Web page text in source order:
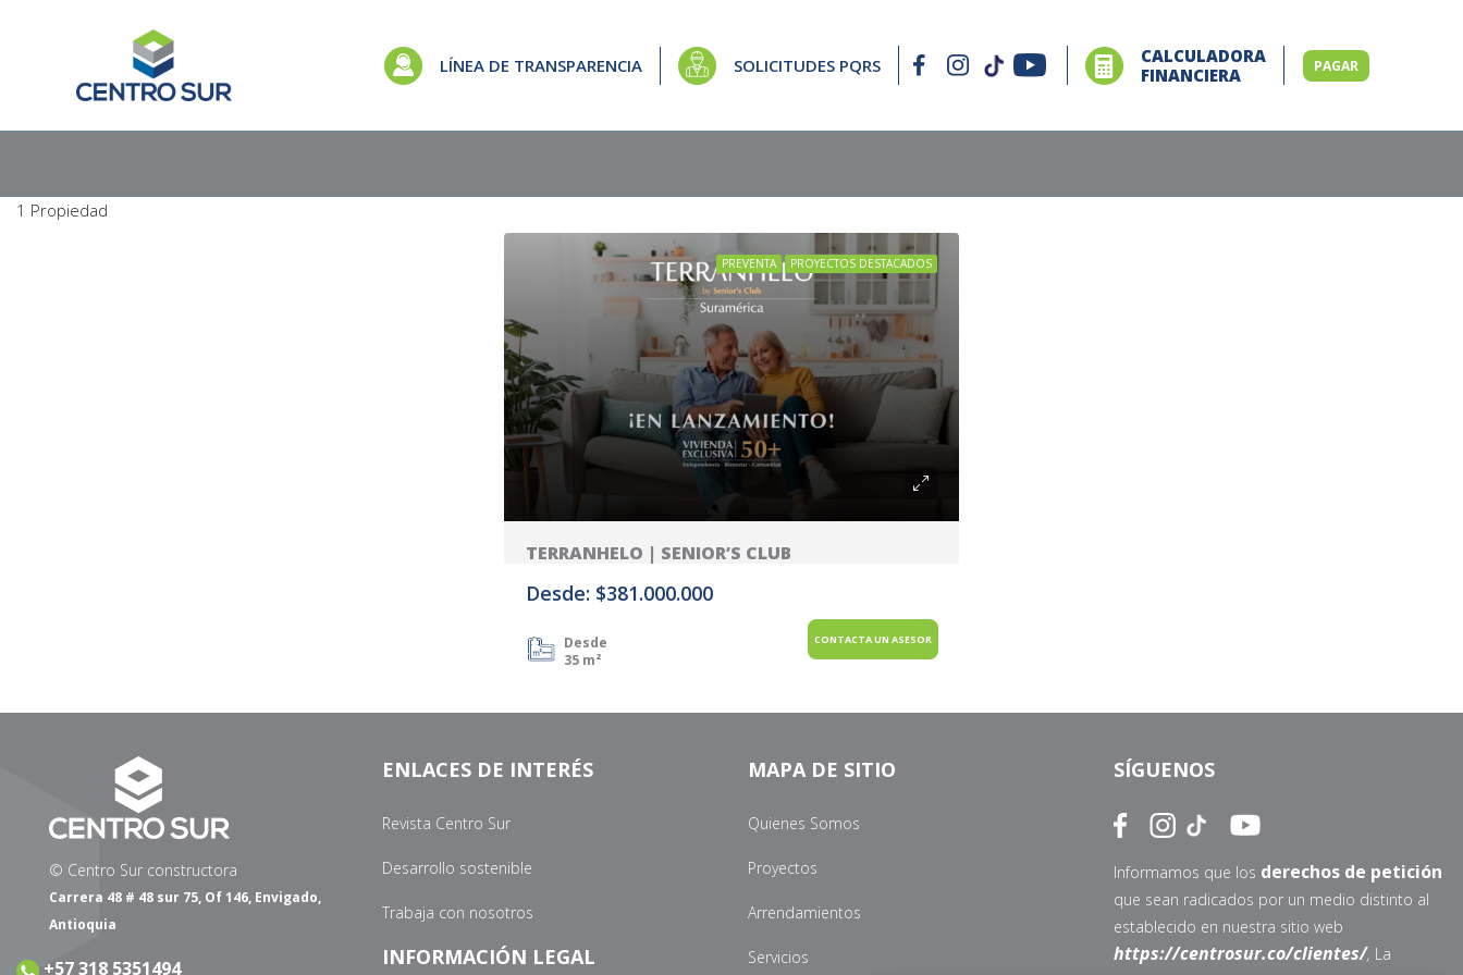
LÍNEA DE TRANSPARENCIA SOLICITUDES PQRS
CALCULADORA
FINANCIERA
PAGAR
1 Propiedad
PREVENTA PROYECTOS DESTACADOS
TERRANHELO | SENIOR’S CLUB
Desde: $381.000.000
Desde
35 m²
CONTACTA UN ASESOR
© Centro Sur constructora
Carrera 48 # 48 sur 75, Of 146, Envigado,
Antioquia
+57 318 5351494
ENLACES DE INTERÉS
Revista Centro Sur
Desarrollo sostenible
Trabaja con nosotros
INFORMACIÓN LEGAL
MAPA DE SITIO
Quienes Somos
Proyectos
Arrendamientos
Servicios
SÍGUENOS
Informamos que los derechos de petición
que sean radicados por un medio distinto al
establecido en nuestra sitio web
https://centrosur.co/clientes/, La